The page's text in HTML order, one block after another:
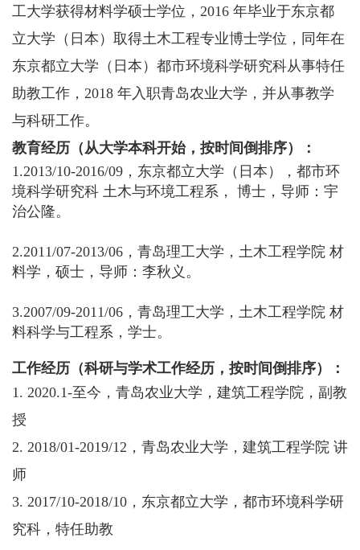
工大学获得材料学硕士学位，2016 年毕业于东京都
立大学（日本）取得土木工程专业博士学位，同年在
东京都立大学（日本）都市环境科学研究科从事特任
助教工作，2018 年入职青岛农业大学，并从事教学
与科研工作。
教育经历（从大学本科开始，按时间倒排序）：
1.2013/10-2016/09，东京都立大学（日本），都市环
境科学研究科 土木与环境工程系， 博士，导师：宇
治公隆。
2.2011/07-2013/06，青岛理工大学，土木工程学院 材
料学，硕士，导师：李秋义。
3.2007/09-2011/06，青岛理工大学，土木工程学院 材
料科学与工程系，学士。
工作经历（科研与学术工作经历，按时间倒排序）：
1. 2020.1-至今，青岛农业大学，建筑工程学院，副教
授
2. 2018/01-2019/12，青岛农业大学，建筑工程学院 讲
师
3. 2017/10-2018/10，东京都立大学，都市环境科学研
究科，特任助教